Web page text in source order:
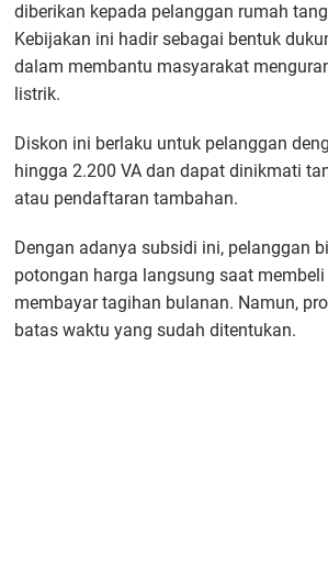
diberikan kepada pelanggan rumah
Kebijakan ini hadir sebagai bentuk
dalam membantu masyarakat
listrik.
Diskon ini berlaku untuk pelanggan
hingga 2.200 VA dan dapat dinikmati
atau pendaftaran tambahan.
Dengan adanya subsidi ini, pelanggan
potongan harga langsung saat
membayar tagihan bulanan. Namun,
batas waktu yang sudah ditentukan.